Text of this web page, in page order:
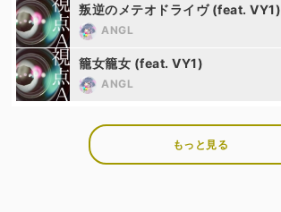
叛逆のメテオドライヴ (feat. VY1)
ANGL
籠女籠女 (feat. VY1)
ANGL
もっと見る